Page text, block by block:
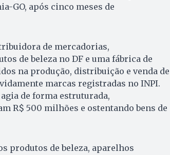
GO, após cinco meses de
de mercadorias,
de beleza no DF e uma fábrica de
na produção, distribuição e venda de
marcas registradas no INPI.
de forma estruturada,
R$ 500 milhões e ostentando bens de
produtos de beleza, aparelhos